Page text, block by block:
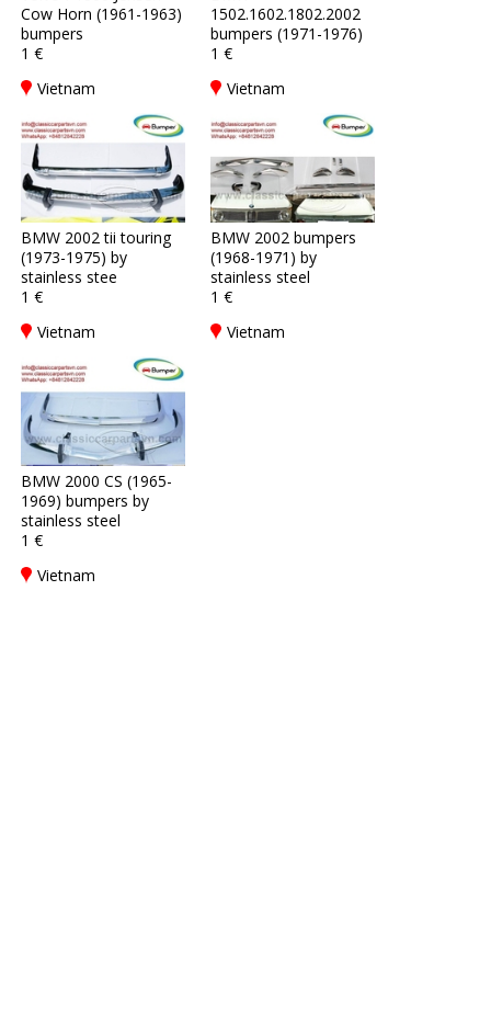
Cow Horn (1961-1963)
bumpers
1 €
Vietnam
1502.1602.1802.2002
bumpers (1971-1976)
1 €
Vietnam
BMW 2002 tii touring
(1973-1975) by
stainless stee
1 €
Vietnam
BMW 2002 bumpers
(1968-1971) by
stainless steel
1 €
Vietnam
BMW 2000 CS (1965-
1969) bumpers by
stainless steel
1 €
Vietnam